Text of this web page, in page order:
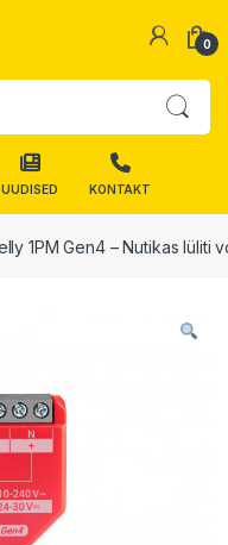
0
UUDISED KONTAKT
1PM Gen4 – Nutikas lüliti